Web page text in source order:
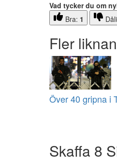
Vad tycker du om
Bra: 1
Fler
Över 40 gripna i
Skaffa 8